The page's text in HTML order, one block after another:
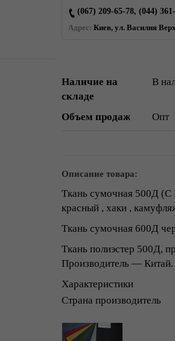
(067) 209-65-78, (044)
Адрес: Киев, ул. Василия
Наличие на
складе
В
Объем продаж Опт
Описание товара:
Ткань сумочная 500Д (С
красный , хаки ,
Ткань сумочная 600Д
Ткань полиэстер 500Д,
Производитель —
Характеристики
Страна производитель